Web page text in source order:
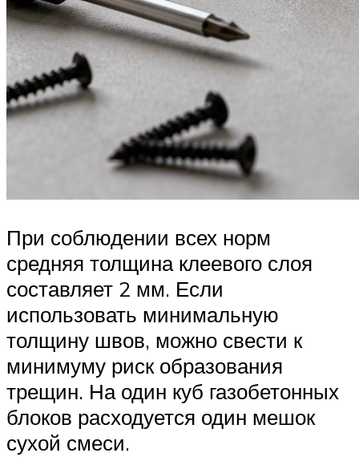
При соблюдении всех норм
средняя толщина клеевого слоя
составляет 2 мм. Если
использовать минимальную
толщину швов, можно свести к
минимуму риск образования
трещин. На один куб газобетонных
блоков расходуется один мешок
сухой смеси.